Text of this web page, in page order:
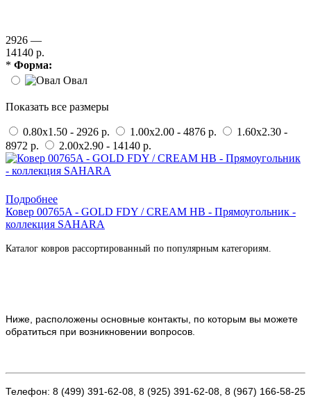
2926 —
14140 р.
* Форма:
Овал
Показать все размеры
0.80x1.50 - 2926 р. 1.00x2.00 - 4876 р.
1.60x2.30 -
8972 р.
2.00x2.90 - 14140 р.
Подробнее
Ковер 00765A - GOLD FDY / CREAM HB - Прямоугольник -
коллекция SAHARA
Каталог ковров рассортированный по популярным категориям.
Ниже, расположены основные контакты, по которым вы можете
обратиться при возникновении вопросов.
Телефон: 8 (499) 391-62-08, 8 (925) 391-62-08, 8 (967) 166-58-25